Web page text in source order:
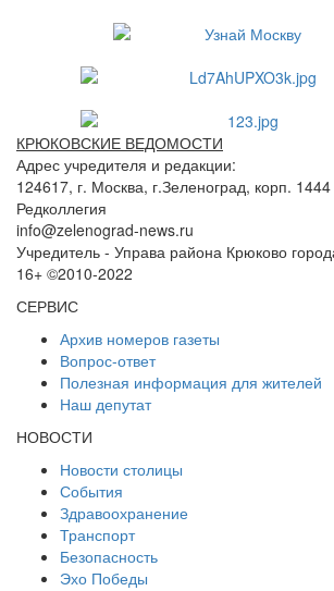
КРЮКОВСКИЕ ВЕДОМОСТИ
Адрес учредителя и редакции:
124617, г. Москва, г.Зеленоград, корп. 1444
Редколлегия
info@zelenograd-news.ru
Учредитель - Управа района Крюково
16+ ©2010-2022
СЕРВИС
Архив номеров газеты
Вопрос-ответ
Полезная информация для жителей
Наш депутат
НОВОСТИ
Новости столицы
События
Здравоохранение
Транспорт
Безопасность
Эхо Победы